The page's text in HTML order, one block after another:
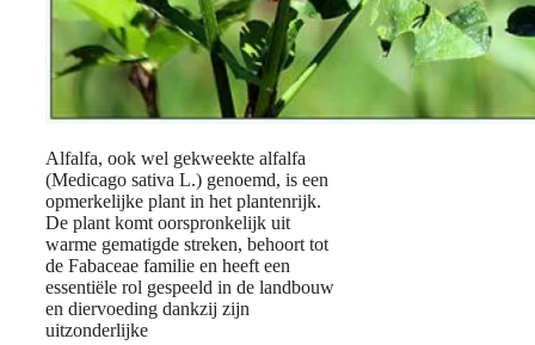
Alfalfa, ook wel gekweekte alfalfa
(Medicago sativa L.) genoemd, is een
opmerkelijke plant in het plantenrijk.
De plant komt oorspronkelijk uit
warme gematigde streken, behoort tot
de Fabaceae familie en heeft een
essentiële rol gespeeld in de landbouw
en diervoeding dankzij zijn
uitzonderlijke